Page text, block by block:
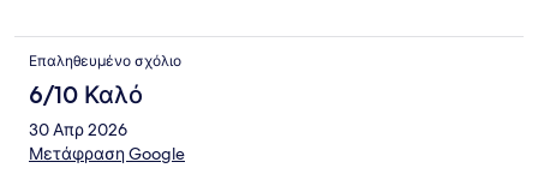
Επαληθευμένο σχόλιο
6/10 Καλό
30 Απρ 2026
Μετάφραση Google